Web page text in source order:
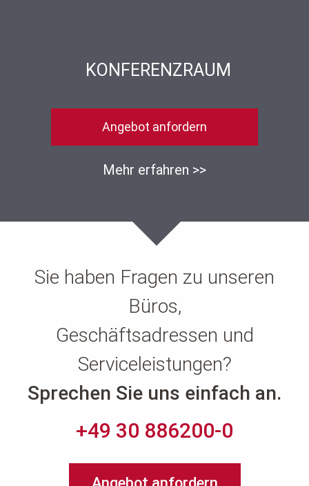
KONFERENZRAUM
Angebot anfordern
Mehr erfahren >>
Sie haben Fragen zu unseren
Büros,
Geschäftsadressen und
Serviceleistungen?
Sprechen Sie uns einfach an.
+49 30 886200-0